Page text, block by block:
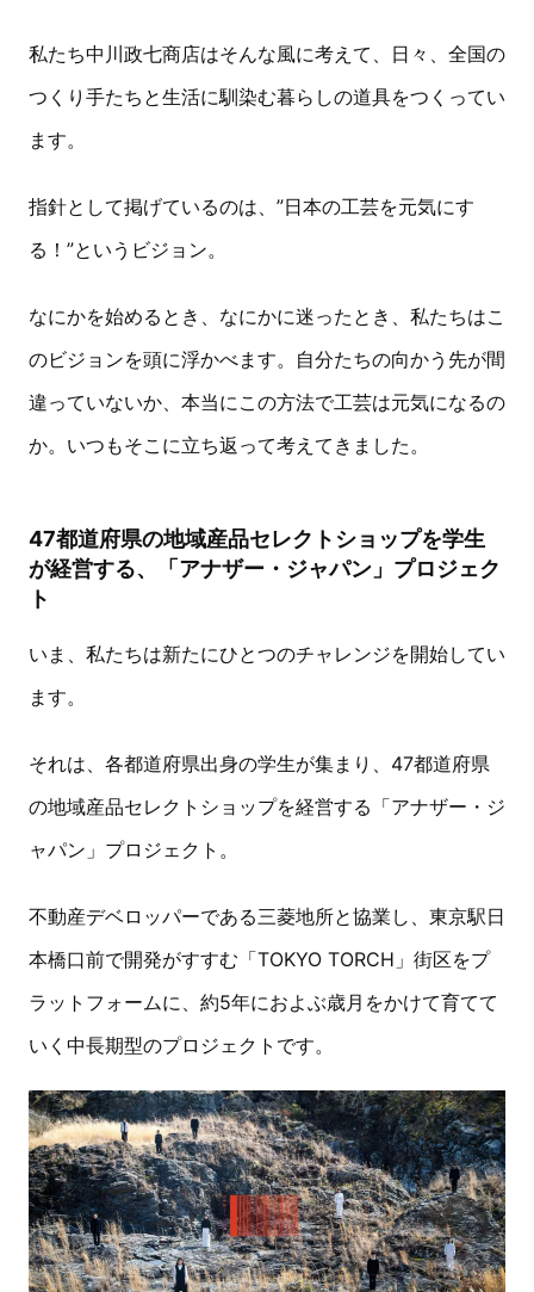
私たち中川政七商店はそんな風に考えて、日々、全国の
つくり手たちと生活に馴染む暮らしの道具をつくってい
ます。
指針として掲げているのは、”日本の工芸を元気にす
る！”というビジョン。
なにかを始めるとき、なにかに迷ったとき、私たちはこ
のビジョンを頭に浮かべます。自分たちの向かう先が間
違っていないか、本当にこの方法で工芸は元気になるの
か。いつもそこに立ち返って考えてきました。
47都道府県の地域産品セレクトショップを学生
が経営する、「アナザー・ジャパン」プロジェク
ト
いま、私たちは新たにひとつのチャレンジを開始してい
ます。
それは、各都道府県出身の学生が集まり、47都道府県
の地域産品セレクトショップを経営する「アナザー・ジ
ャパン」プロジェクト。
不動産デベロッパーである三菱地所と協業し、東京駅日
本橋口前で開発がすすむ「TOKYO TORCH」街区をプ
ラットフォームに、約5年におよぶ歳月をかけて育てて
いく中長期型のプロジェクトです。